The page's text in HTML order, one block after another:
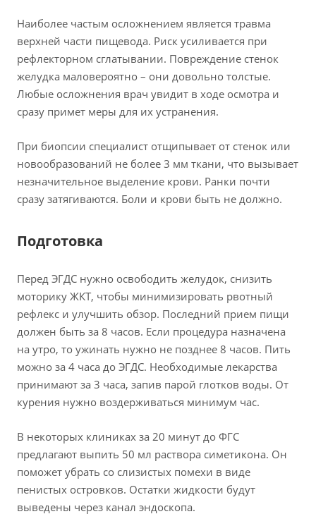
Наиболее частым осложнением является травма
верхней части пищевода. Риск усиливается при
рефлекторном сглатывании. Повреждение стенок
желудка маловероятно – они довольно толстые.
Любые осложнения врач увидит в ходе осмотра и
сразу примет меры для их устранения.
При биопсии специалист отщипывает от стенок или
новообразований не более 3 мм ткани, что вызывает
незначительное выделение крови. Ранки почти
сразу затягиваются. Боли и крови быть не должно.
Подготовка
Перед ЭГДС нужно освободить желудок, снизить
моторику ЖКТ, чтобы минимизировать рвотный
рефлекс и улучшить обзор. Последний прием пищи
должен быть за 8 часов. Если процедура назначена
на утро, то ужинать нужно не позднее 8 часов. Пить
можно за 4 часа до ЭГДС. Необходимые лекарства
принимают за 3 часа, запив парой глотков воды. От
курения нужно воздерживаться минимум час.
В некоторых клиниках за 20 минут до ФГС
предлагают выпить 50 мл раствора симетикона. Он
поможет убрать со слизистых помехи в виде
пенистых островков. Остатки жидкости будут
выведены через канал эндоскопа.